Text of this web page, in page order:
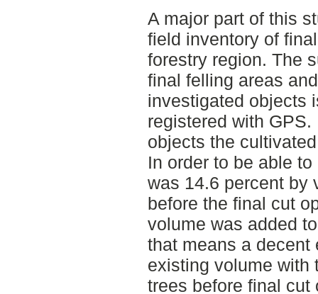
A major part of this
field inventory of
forestry region. The
final felling areas
investigated objects
registered with
objects the
In order to be able
was 14.6 percent by
before the final cut
volume was added
that means a decent
existing volume with
trees before final cut